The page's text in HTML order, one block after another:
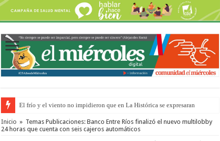
El frío y el viento no impidieron que en La Histórica se expresaran
OSER: Frigerio aseguró que mejoraron el servicio, redujeron el déficit en
Inicio » Temas Publicaciones: Banco Entre Ríos finalizó el nuevo multilobby
24 horas que cuenta con seis cajeros automáticos